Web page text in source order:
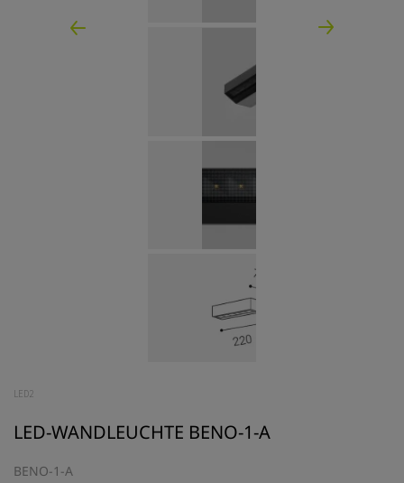
LED2
LED-WANDLEUCHTE BENO-1-A
BENO-1-A